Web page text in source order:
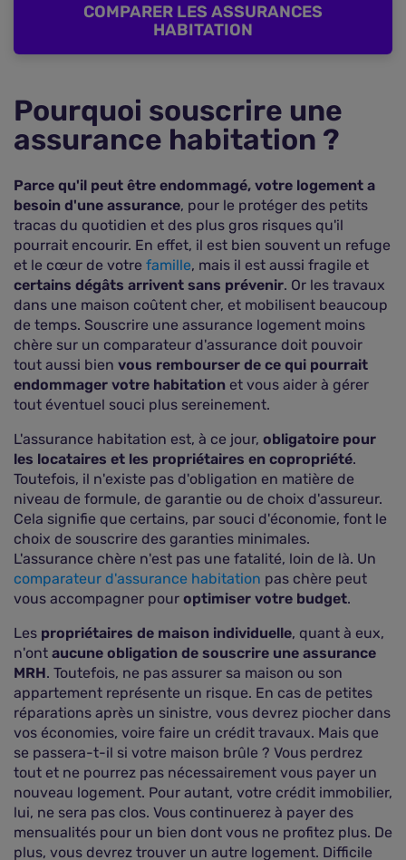
COMPARER LES ASSURANCES
HABITATION
Pourquoi souscrire une
assurance habitation ?
Parce qu'il peut être endommagé, votre logement a
besoin d'une assurance, pour le protéger des petits
tracas du quotidien et des plus gros risques qu'il
pourrait encourir. En effet, il est bien souvent un refuge
et le cœur de votre famille, mais il est aussi fragile et
certains dégâts arrivent sans prévenir. Or les travaux
dans une maison coûtent cher, et mobilisent beaucoup
de temps. Souscrire une assurance logement moins
chère sur un comparateur d'assurance doit pouvoir
tout aussi bien vous rembourser de ce qui pourrait
endommager votre habitation et vous aider à gérer
tout éventuel souci plus sereinement.
L'assurance habitation est, à ce jour, obligatoire pour
les locataires et les propriétaires en copropriété.
Toutefois, il n'existe pas d'obligation en matière de
niveau de formule, de garantie ou de choix d'assureur.
Cela signifie que certains, par souci d'économie, font le
choix de souscrire des garanties minimales.
L'assurance chère n'est pas une fatalité, loin de là. Un
comparateur d'assurance habitation pas chère peut
vous accompagner pour optimiser votre budget.
Les propriétaires de maison individuelle, quant à eux,
n'ont aucune obligation de souscrire une assurance
MRH. Toutefois, ne pas assurer sa maison ou son
appartement représente un risque. En cas de petites
réparations après un sinistre, vous devrez piocher dans
vos économies, voire faire un crédit travaux. Mais que
se passera-t-il si votre maison brûle ? Vous perdrez
tout et ne pourrez pas nécessairement vous payer un
nouveau logement. Pour autant, votre crédit immobilier,
lui, ne sera pas clos. Vous continuerez à payer des
mensualités pour un bien dont vous ne profitez plus. De
plus, vous devrez trouver un autre logement. Difficile